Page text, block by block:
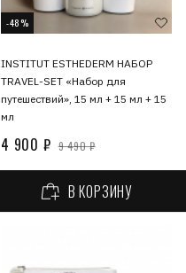
-48%
INSTITUT ESTHEDERM НАБОР
TRAVEL-SET «Набор для
путешествий», 15 мл + 15 мл + 15
мл
4 900 ₽ 9 490 ₽
В КОРЗИНУ